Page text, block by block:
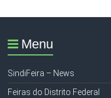
Menu
SindiFeira – News
Feiras do Distrito Federal